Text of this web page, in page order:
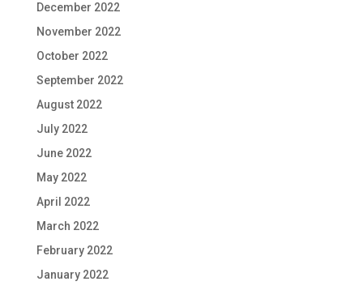
December 2022
November 2022
October 2022
September 2022
August 2022
July 2022
June 2022
May 2022
April 2022
March 2022
February 2022
January 2022